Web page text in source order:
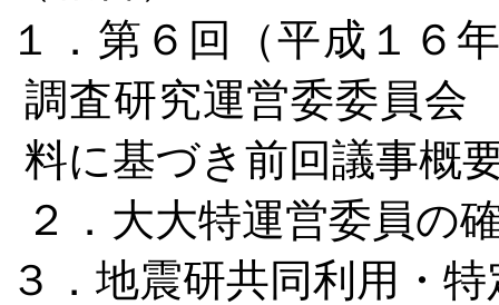
１．第６回（平成１６
調査研究運営委委員
料に基づき前回議事概
２．大大特運営委員の
３．地震研共同利用・